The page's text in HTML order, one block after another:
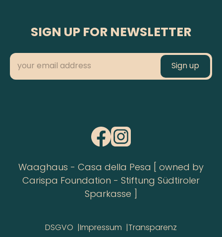
SIGN UP FOR NEWSLETTER
Waaghaus - Casa della Pesa [ owned by
Carispa Foundation - Stiftung Südtiroler
Sparkasse ]
DSGVO Impressum Transparenz